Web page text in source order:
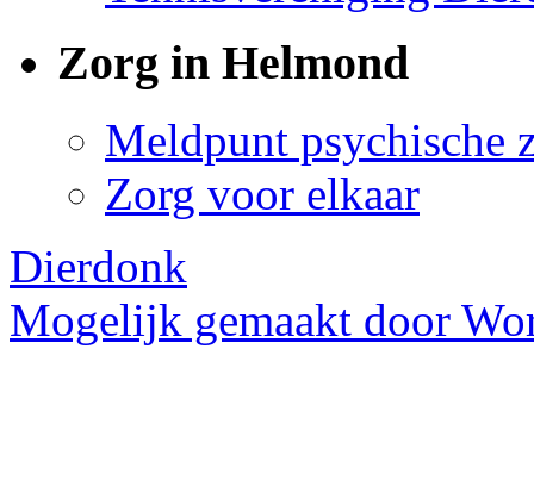
Zorg in Helmond
Meldpunt psychische
Zorg voor elkaar
Dierdonk
Mogelijk gemaakt door